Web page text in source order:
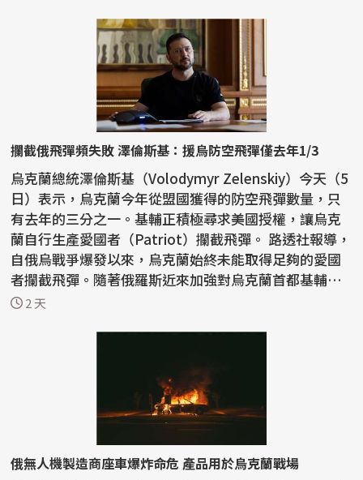
攔截俄飛彈頻失敗 澤倫斯基：援烏防空飛彈僅去年1/3
烏克蘭總統澤倫斯基（Volodymyr Zelenskiy）今天（5
日）表示，烏克蘭今年從盟國獲得的防空飛彈數量，只
有去年的三分之一。基輔正積極尋求美國授權，讓烏克
蘭自行生產愛國者（Patriot）攔截飛彈。 路透社報導，
自俄烏戰爭爆發以來，烏克蘭始終未能取得足夠的愛國
者攔截飛彈。隨著俄羅斯近來加強對烏克蘭首都基輔和
南部...
2 天
俄無人機製造商座車爆炸命危 產品用於烏克蘭戰場